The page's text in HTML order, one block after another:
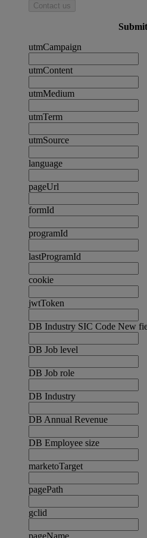
Contact us
utmCampaign
utmContent
utmMedium
utmTerm
utmSource
language
pageUrl
formId
programId
lastProgramId
cookie
jwtToken
DB Industry SIC Code New
DB Job level
DB Job role
DB Industry
DB Annual Revenue
DB Employee size
marketoTarget
pagePath
gclid
pageName